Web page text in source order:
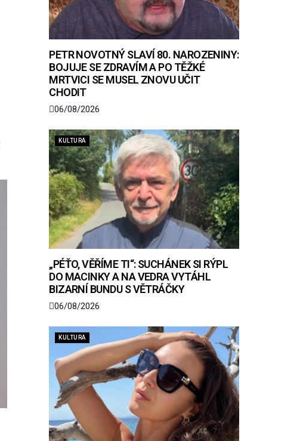
PETR NOVOTNÝ SLAVÍ 80. NAROZENINY:
BOJUJE SE ZDRAVÍM A PO TĚŽKÉ
MRTVICI SE MUSEL ZNOVU UČIT
CHODIT
06/08/2026
KULTURA
„PÉŤO, VĚŘÍME TI“: SUCHÁNEK SI RÝPL
DO MACINKY A NA VEDRA VYTÁHL
BIZARNÍ BUNDU S VĚTRÁČKY
06/08/2026
KULTURA